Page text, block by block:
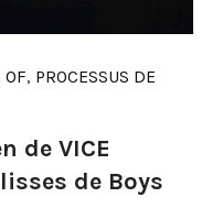
, PROCESSUS DE
de VICE
de Boys